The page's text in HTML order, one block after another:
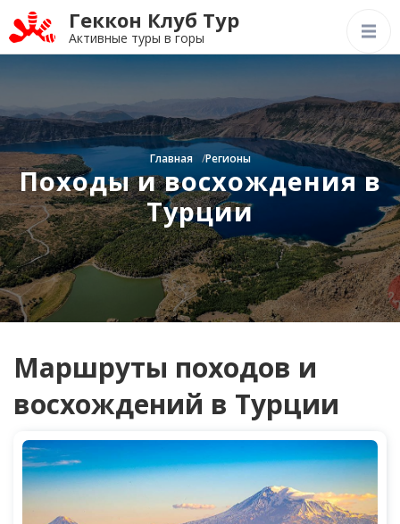
Геккон Клуб Тур
Активные туры в горы
Главная Регионы
Походы и восхождения в
Турции
Маршруты походов и
восхождений в Турции